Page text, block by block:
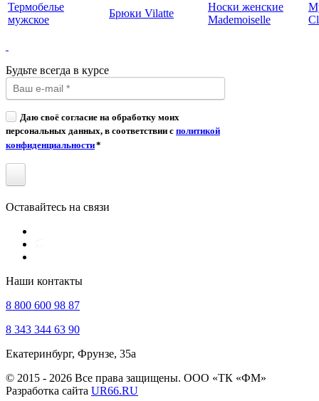
Термобелье
мужское
Брюки Vilatte
Носки женские
Mademoiselle
Будьте всегда в курсе
Даю своё согласие на обработку моих
персональных данных, в соответствии с политикой
конфиденциальности*
Оставайтесь на связи
Наши контакты
8 800 600 98 87
8 343 344 63 90
Екатеринбург, Фрунзе, 35а
© 2015 - 2026 Все права защищены. ООО «ТК «ФМ»
Разработка сайта UR66.RU